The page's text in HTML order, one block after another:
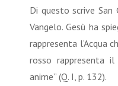
Di questo scrive
Vangelo. Gesù ha
rappresenta l’Acqua
rosso rappresenta
anime” (Q. I, p. 132).